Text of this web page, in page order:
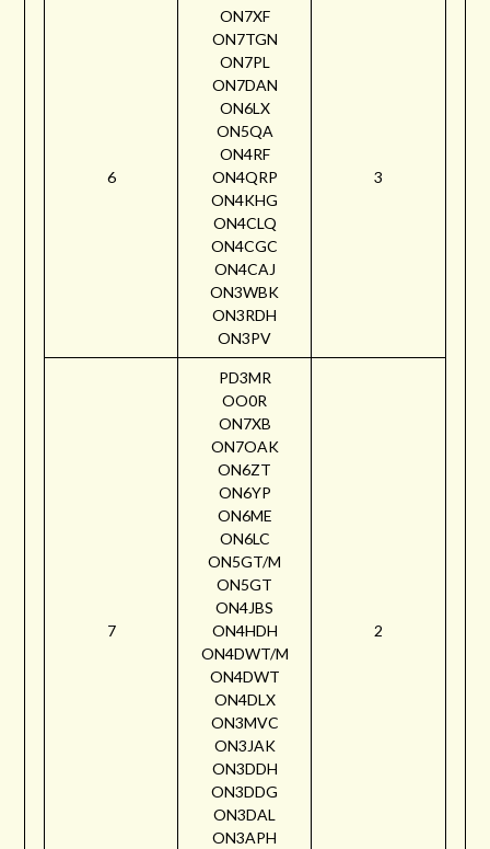
6
ON7XF
ON7TGN
ON7PL
ON7DAN
ON6LX
ON5QA
ON4RF
ON4QRP
ON4KHG
ON4CLQ
ON4CGC
ON4CAJ
ON3WBK
ON3RDH
ON3PV
3
7
PD3MR
OO0R
ON7XB
ON7OAK
ON6ZT
ON6YP
ON6ME
ON6LC
ON5GT/M
ON5GT
ON4JBS
ON4HDH
ON4DWT/M
ON4DWT
ON4DLX
ON3MVC
ON3JAK
ON3DDH
ON3DDG
ON3DAL
ON3APH
2